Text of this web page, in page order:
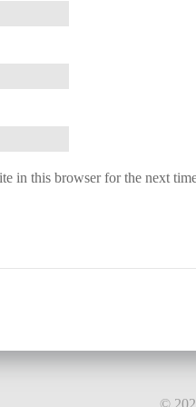
in this browser for the next
©